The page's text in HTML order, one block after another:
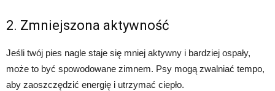
2. Zmniejszona aktywność
Jeśli twój pies nagle staje się mniej aktywny i bardziej ospały,
może to być spowodowane zimnem. Psy mogą zwalniać tempo,
aby zaoszczędzić energię i utrzymać ciepło.